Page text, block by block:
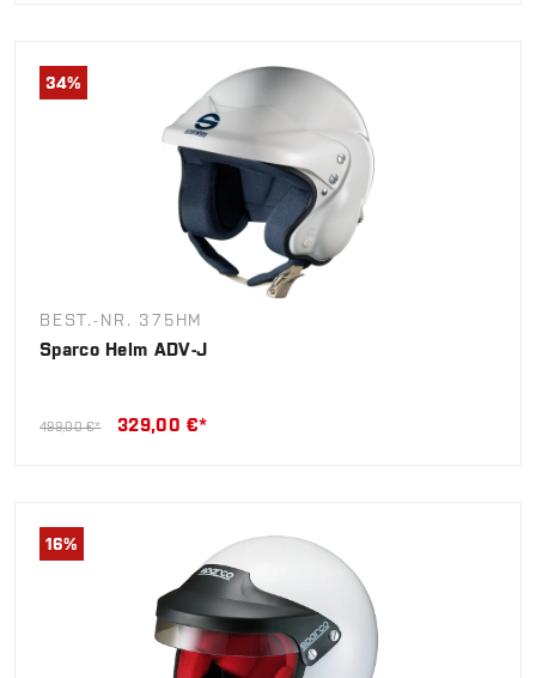
34%
BEST.-NR. 375HM
Sparco Helm ADV-J
499,00 €* 329,00 €*
16%